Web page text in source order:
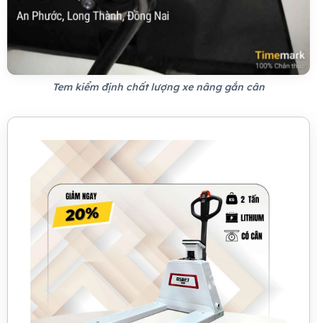
Tem kiểm định chất lượng xe nâng gắn cân